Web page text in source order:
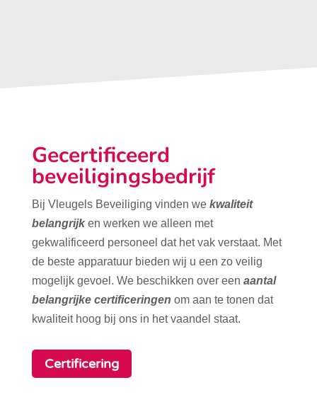
Gecertificeerd
beveiligingsbedrijf
Bij Vleugels Beveiliging vinden we kwaliteit
belangrijk en werken we alleen met
gekwalificeerd personeel dat het vak verstaat. Met
de beste apparatuur bieden wij u een zo veilig
mogelijk gevoel. We beschikken over een aantal
belangrijke certificeringen om aan te tonen dat
kwaliteit hoog bij ons in het vaandel staat.
Certificering